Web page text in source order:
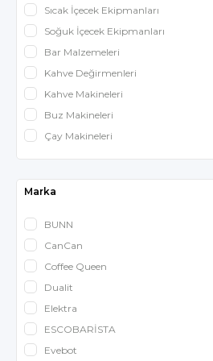
Sıcak İçecek Ekipmanları
Soğuk İçecek Ekipmanları
Bar Malzemeleri
Kahve Değirmenleri
Kahve Makineleri
Buz Makineleri
Çay Makineleri
Marka
BUNN
CanCan
Coffee Queen
Dualit
Elektra
ESCOBARİSTA
Evebot